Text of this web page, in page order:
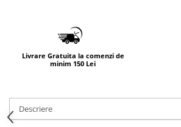
Livrare Gratuita la comenzi de
minim 150 Lei
Descriere